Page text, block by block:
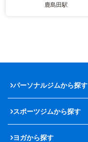
鹿島田駅
パーソナルジムから探す
スポーツジムから探す
ヨガから探す